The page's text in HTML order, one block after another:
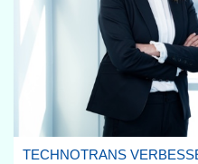
TECHNOTRANS